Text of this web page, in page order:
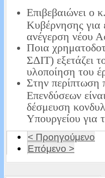
Επιβεβαιώνει ο
Κυβέρνησης για
ανέγερση νέου
Ποια
ΣΔΙΤ) εξετάζει
υλοποίηση του
Στην περίπτωση
Επενδύσεων
δέσμευση
Υπουργείου για
< Προηγούμενο
Επόμενο >